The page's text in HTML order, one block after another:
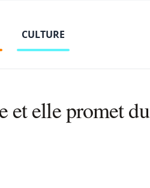
CULTURE
et elle promet du